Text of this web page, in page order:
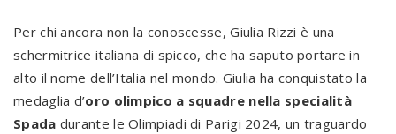
Per chi ancora non la conoscesse, Giulia Rizzi è una
schermitrice italiana di spicco, che ha saputo portare in
alto il nome dell’Italia nel mondo. Giulia ha conquistato la
medaglia d’oro olimpico a squadre nella specialità
Spada durante le Olimpiadi di Parigi 2024, un traguardo